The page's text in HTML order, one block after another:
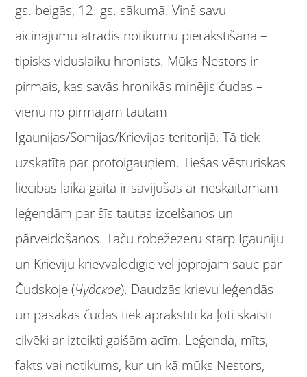
gs. beigās, 12. gs. sākumā. Viņš savu
aicinājumu atradis notikumu pierakstīšanā –
tipisks viduslaiku hronists. Mūks Nestors ir
pirmais, kas savās hronikās minējis čudas –
vienu no pirmajām tautām
Igaunijas/Somijas/Krievijas teritorijā. Tā tiek
uzskatīta par protoigauņiem. Tiešas vēsturiskas
liecības laika gaitā ir savijušās ar neskaitāmām
leģendām par šīs tautas izcelšanos un
pārveidošanos. Taču robežezeru starp Igauniju
un Krieviju krievvalodīgie vēl joprojām sauc par
Čudskoje (Чудское). Daudzās krievu leģendās
un pasakās čudas tiek aprakstīti kā ļoti skaisti
cilvēki ar izteikti gaišām acīm. Leģenda, mīts,
fakts vai notikums, kur un kā mūks Nestors,